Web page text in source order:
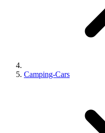
Camping-Cars